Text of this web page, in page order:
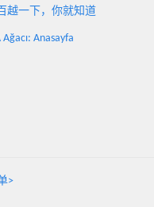
越一下，你就知道
Anasayfa
>